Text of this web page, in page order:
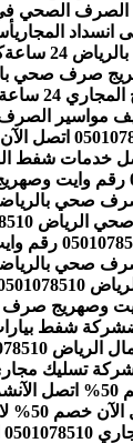
الصحي
انسداد المجاري
24 ساعة
24 ساعة
مواسير
وايت وصهريج صرف صحي بالرياض
بالرياض
شركة شفط بيارات شرق الرياض
بيارات بالرياض
تسليك مجاري في النخيل
شركة
تتردد